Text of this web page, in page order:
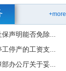
+more
声明能否免除...
停产的工资支...
办公厅关于妥...